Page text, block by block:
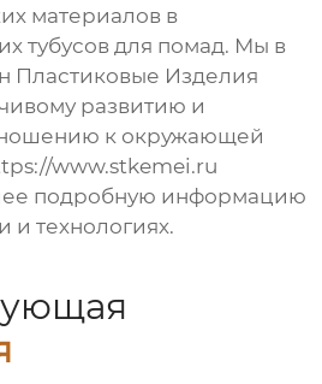
материалов в
тубусов для помад. Мы в
Пластиковые Изделия
развитию и
к окружающей
www.stkemei.ru
подробную информацию
и технологиях.